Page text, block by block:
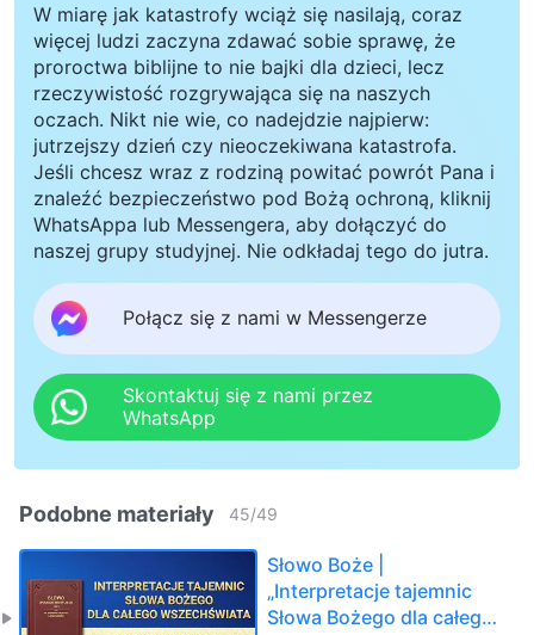
W miarę jak katastrofy wciąż się nasilają, coraz
więcej ludzi zaczyna zdawać sobie sprawę, że
proroctwa biblijne to nie bajki dla dzieci, lecz
rzeczywistość rozgrywająca się na naszych
oczach. Nikt nie wie, co nadejdzie najpierw:
jutrzejszy dzień czy nieoczekiwana katastrofa.
Jeśli chcesz wraz z rodziną powitać powrót Pana i
znaleźć bezpieczeństwo pod Bożą ochroną, kliknij
WhatsAppa lub Messengera, aby dołączyć do
naszej grupy studyjnej. Nie odkładaj tego do jutra.
Połącz się z nami w Messengerze
Skontaktuj się z nami przez
WhatsApp
Podobne materiały 45/49
Słowo Boże |
„Interpretacje tajemnic
Słowa Bożego dla całego